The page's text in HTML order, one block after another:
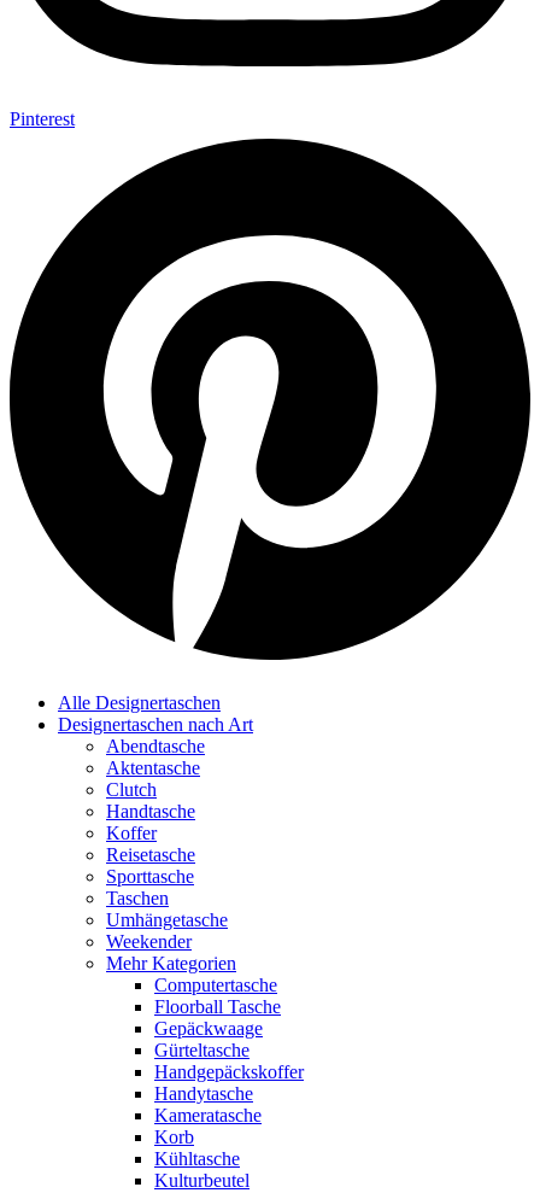
Pinterest
Alle Designertaschen
Designertaschen nach Art
Abendtasche
Aktentasche
Clutch
Handtasche
Koffer
Reisetasche
Sporttasche
Taschen
Umhängetasche
Weekender
Mehr Kategorien
Computertasche
Floorball Tasche
Gepäckwaage
Gürteltasche
Handgepäckskoffer
Handytasche
Kameratasche
Korb
Kühltasche
Kulturbeutel